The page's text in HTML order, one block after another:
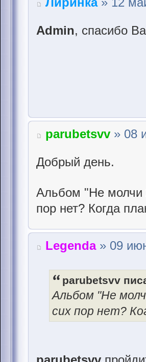
Admin, cпасибо
parubetsvv » 08
Добрый день.
Альбом "Не молчи
пор нет? Когда
Legenda» 09
parubetsvv
Альбом "Не
сих пор нет?